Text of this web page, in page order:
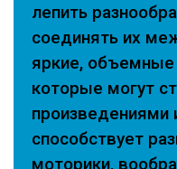
лепить
соединять их
яркие, объемные
которые могут
произведениями
способствует
моторики,